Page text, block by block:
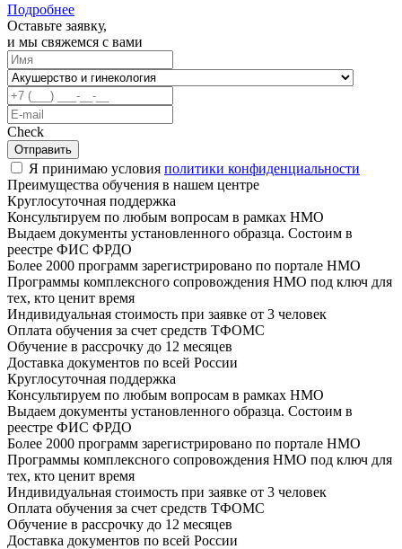
Подробнее
Оставьте заявку,
и мы свяжемся с вами
Check
Отправить
Я принимаю условия политики конфиденциальности
Преимущества обучения в нашем центре
Круглосуточная поддержка
Консультируем по любым вопросам в рамках НМО
Выдаем документы установленного образца. Состоим в
реестре ФИС ФРДО
Более 2000 программ зарегистрировано по портале НМО
Программы комплексного сопровождения НМО под ключ для
тех, кто ценит время
Индивидуальная стоимость при заявке от 3 человек
Оплата обучения за счет средств ТФОМС
Обучение в рассрочку до 12 месяцев
Доставка документов по всей России
Круглосуточная поддержка
Консультируем по любым вопросам в рамках НМО
Выдаем документы установленного образца. Состоим в
реестре ФИС ФРДО
Более 2000 программ зарегистрировано по портале НМО
Программы комплексного сопровождения НМО под ключ для
тех, кто ценит время
Индивидуальная стоимость при заявке от 3 человек
Оплата обучения за счет средств ТФОМС
Обучение в рассрочку до 12 месяцев
Доставка документов по всей России